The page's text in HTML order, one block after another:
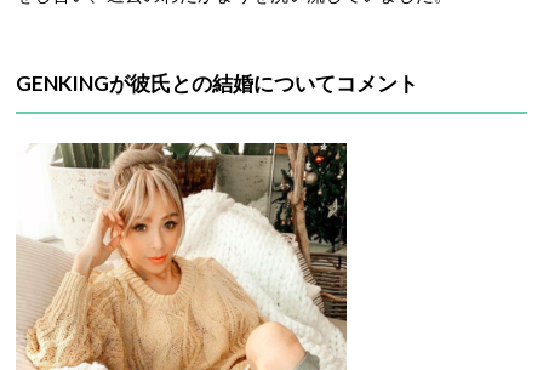
GENKINGが彼氏との結婚についてコメント